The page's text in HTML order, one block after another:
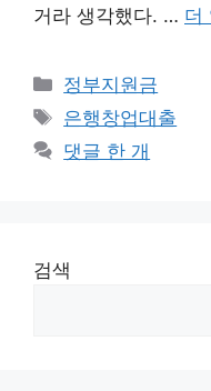
거라 생각했다. … 더
카
테
리
정부지원금
태
그
은행창업대출
댓글 한 개
검색